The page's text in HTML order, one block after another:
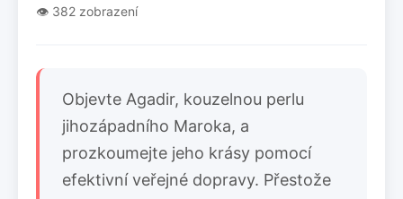
👁️ 382 zobrazení
Objevte Agadir, kouzelnou perlu
jihozápadního Maroka, a
prozkoumejte jeho krásy pomocí
efektivní veřejné dopravy. Přestože